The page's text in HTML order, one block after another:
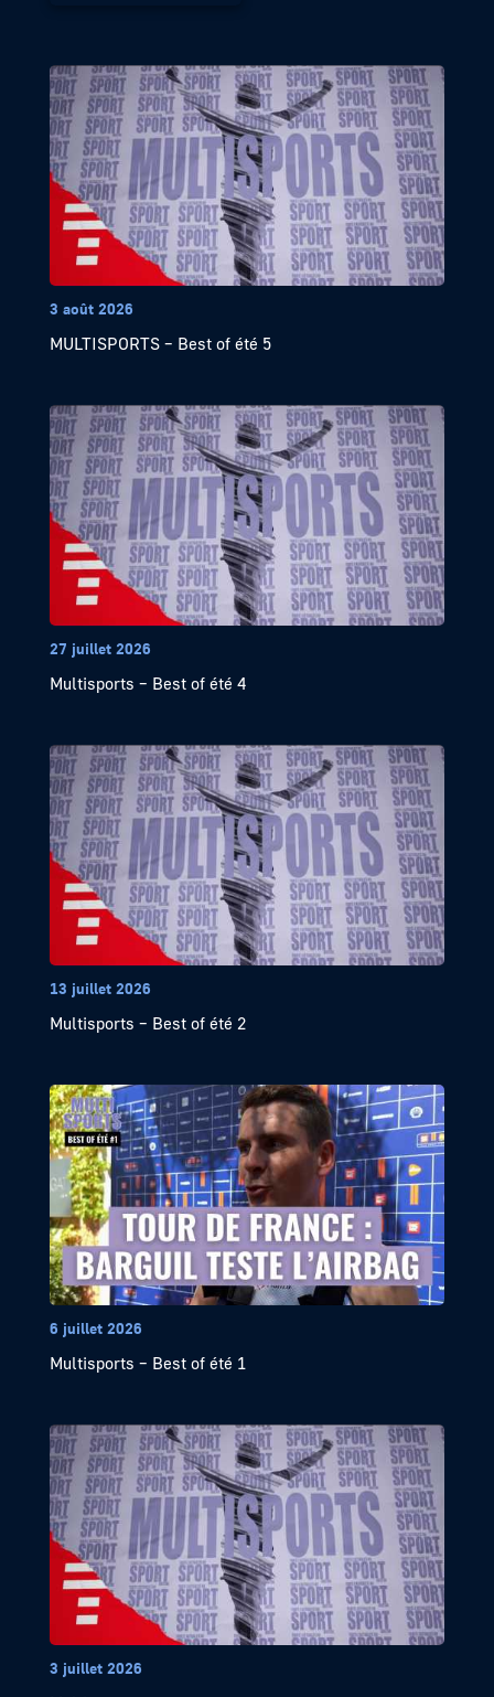
3 août 2026
MULTISPORTS – Best of été 5
27 juillet 2026
Multisports – Best of été 4
13 juillet 2026
Multisports – Best of été 2
6 juillet 2026
Multisports – Best of été 1
3 juillet 2026